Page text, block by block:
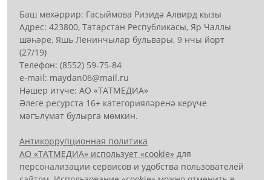
Баш мөхәррир: Гасыймова Ризидә Алвирд кызы
Адрес: 423800, Татарстан Республикасы, Яр Чаллы
шәһәре, Яшь Ленинчылар бульвары, 9 нчы йорт
(27/19)
Телефон: (8552) 59-75-84
е-mail: mауdаn06@mail.гu
Нәшер итүче: АО «ТАТМЕДИА»
Әлеге ресурста 16+ категорияләренә керүче
мәгълүмат булырга мөмкин.
Антикоррупционная политика
АО «ТАТМЕДИА» использует «cookie» для
персонализации сервисов и удобства пользователей